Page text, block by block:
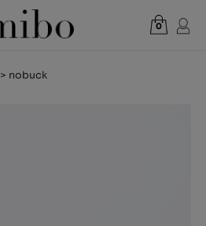
0
WARENKORB ANZEIGEN
> nobuck